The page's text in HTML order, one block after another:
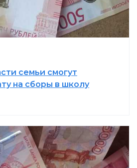
семьи смогут
на сборы в школу